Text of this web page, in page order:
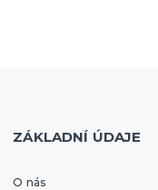
ZÁKLADNÍ ÚDAJE
O nás